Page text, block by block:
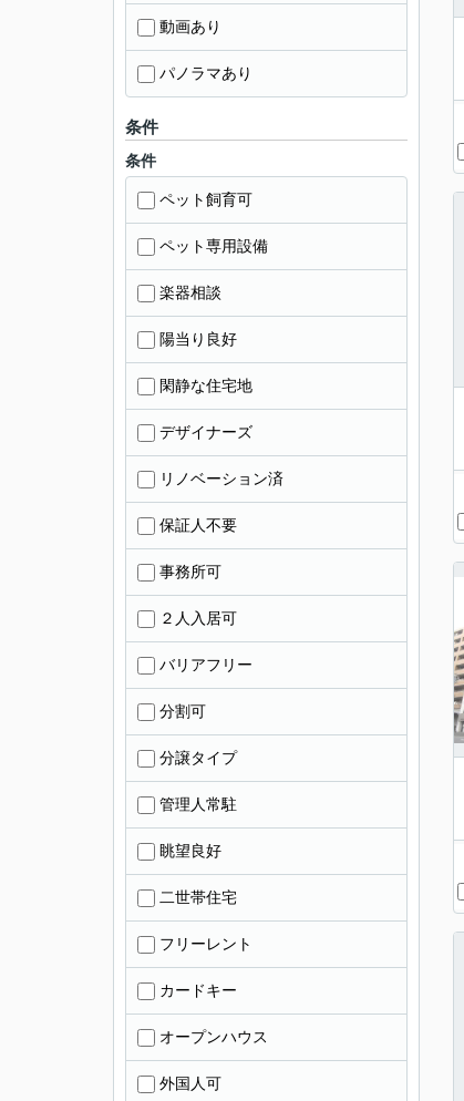
動画あり
パノラマあり
条件
条件
ペット飼育可
ペット専用設備
楽器相談
陽当り良好
閑静な住宅地
デザイナーズ
リノベーション済
保証人不要
事務所可
２人入居可
バリアフリー
分割可
分譲タイプ
管理人常駐
眺望良好
二世帯住宅
フリーレント
カードキー
オープンハウス
外国人可